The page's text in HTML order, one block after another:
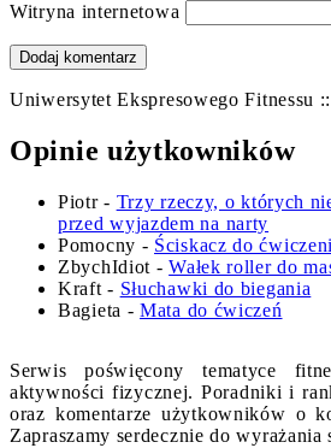
Witryna internetowa
Uniwersytet Ekspresowego Fitnessu
Opinie użytkowników
Piotr- Trzy rzeczy, o których
przed wyjazdem na narty
Pomocny - Ściskacz do
ZbychIdiot -Wałek roller do
Kraft - Słuchawki do biegania
Bagieta -Mata do ćwiczeń
Serwis poświęcony tematyce
aktywności fizycznej. Poradniki i
oraz komentarze użytkowników o
Zapraszamy serdecznie do